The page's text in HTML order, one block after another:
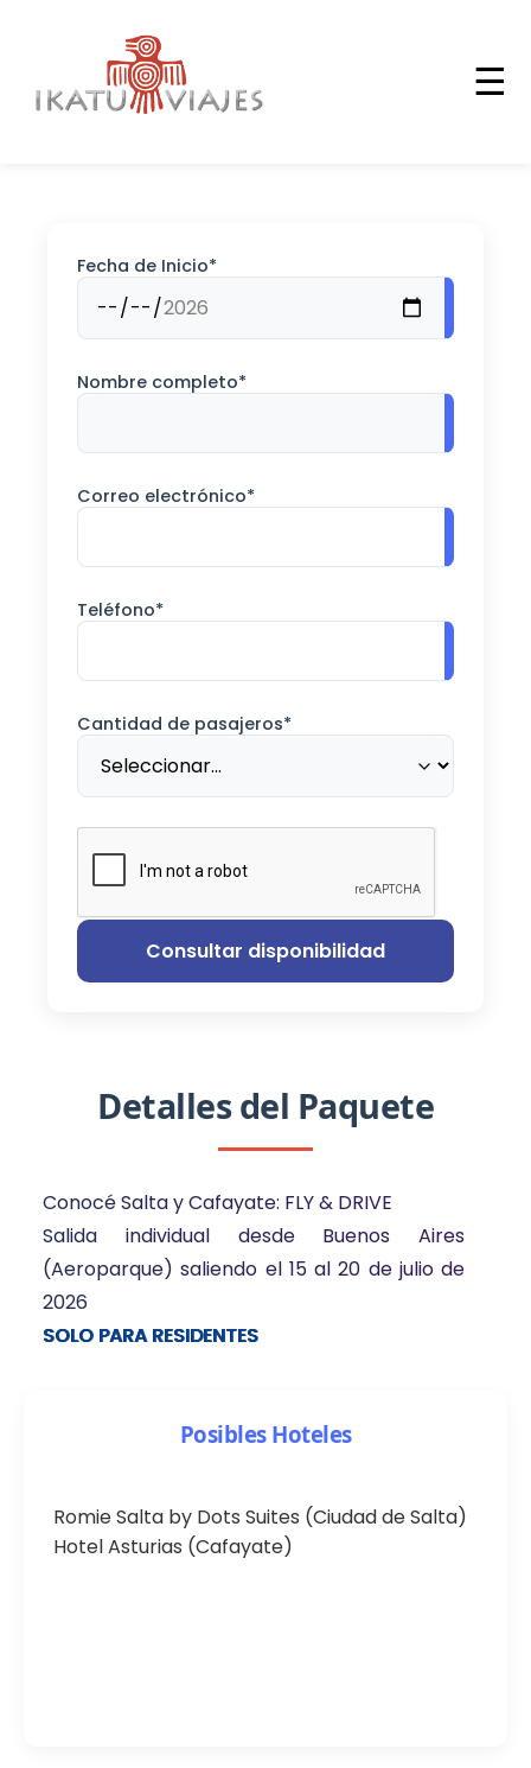
☰
Desde 1,004,792 ARS
Fecha de Inicio*
Nombre completo*
Correo electrónico*
Teléfono*
Cantidad de pasajeros*
Consultar disponibilidad
Detalles del Paquete
Conocé Salta y Cafayate: FLY & DRIVE
Salida individual desde Buenos Aires
(Aeroparque) saliendo el 15 al 20 de julio de
2026
SOLO PARA RESIDENTES
Posibles Hoteles
Romie Salta by Dots Suites (Ciudad de Salta)
Hotel Asturias (Cafayate)